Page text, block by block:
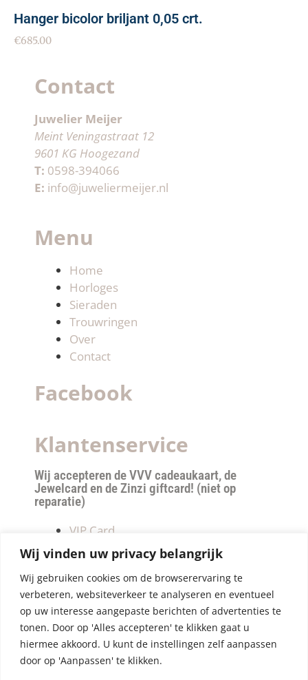
Wij vinden uw privacy belangrijk
Wij gebruiken cookies om de browserervaring te
verbeteren, websiteverkeer te analyseren en eventueel
op uw interesse aangepaste berichten of advertenties te
tonen. Door op 'Alles accepteren' te klikken gaat u
hiermee akkoord. U kunt de instellingen zelf aanpassen
door op 'Aanpassen' te klikken.
Hanger bicolor briljant 0,05 crt.
€685.00
Contact
Juwelier Meijer
Meint Veningastraat 12
9601 KG Hoogezand
T: 0598-394066
E: info@juweliermeijer.nl
Menu
Home
Horloges
Sieraden
Trouwringen
Over
Contact
Facebook
Klantenservice
Wij accepteren de VVV cadeaukaart, de
Jewelcard en de Zinzi giftcard! (niet op
reparatie)
VIP Card
Retourneren
Betalen & verzendkosten
Privacy Policy
Algemene Voorwaarden